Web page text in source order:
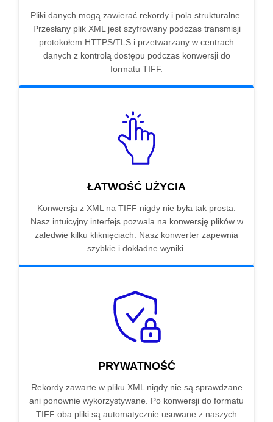
Pliki danych mogą zawierać rekordy i pola strukturalne.
Przesłany plik XML jest szyfrowany podczas transmisji
protokołem HTTPS/TLS i przetwarzany w centrach
danych z kontrolą dostępu podczas konwersji do
formatu TIFF.
ŁATWOŚĆ UŻYCIA
Konwersja z XML na TIFF nigdy nie była tak prosta.
Nasz intuicyjny interfejs pozwala na konwersję plików w
zaledwie kilku kliknięciach. Nasz konwerter zapewnia
szybkie i dokładne wyniki.
PRYWATNOŚĆ
Rekordy zawarte w pliku XML nigdy nie są sprawdzane
ani ponownie wykorzystywane. Po konwersji do formatu
TIFF oba pliki są automatycznie usuwane z naszych